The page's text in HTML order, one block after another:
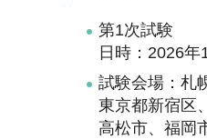
第1次試験
日時：2026年
試験会場：札
東京都新宿区
高松市、福岡